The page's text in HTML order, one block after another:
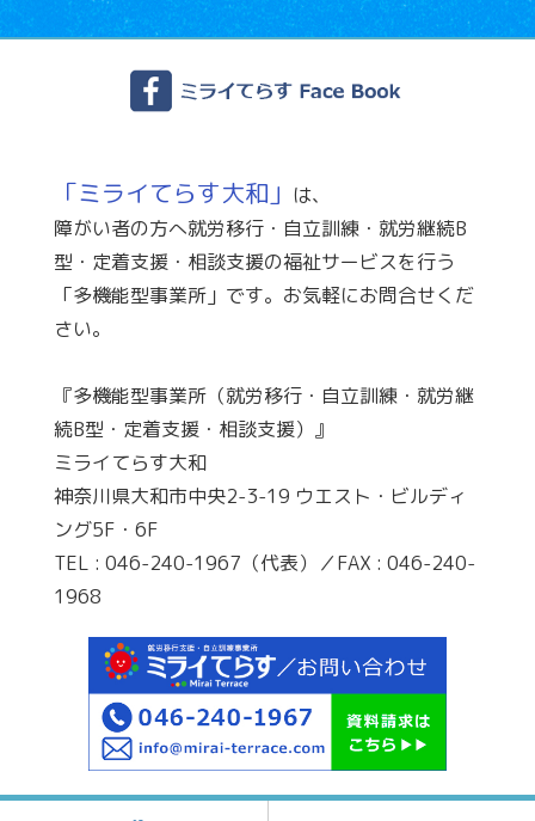
「ミライてらす大和」 は、
障がい者の方へ就労移行・自立訓練・就労継続B
型・定着支援・相談支援の福祉サービスを行う
「多機能型事業所」です。お気軽にお問合せくだ
さい。
『多機能型事業所（就労移行・自立訓練・就労継
続B型・定着支援・相談支援）』
ミライてらす大和
神奈川県大和市中央2-3-19 ウエスト・ビルディ
ング5F・6F
TEL : 046-240-1967（代表）／FAX : 046-240-
1968